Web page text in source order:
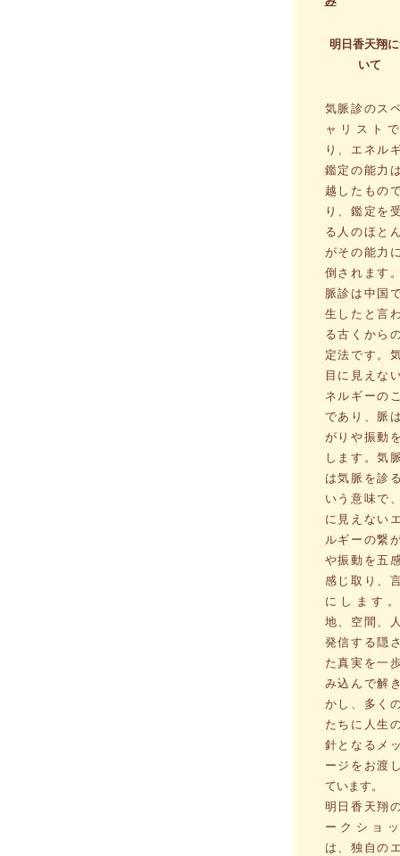
明日香天翔
いて
気脈診のス
ャリスト
り、エネル
鑑定の能力
越したもの
り、鑑定を
る人のほと
がその能力
倒されます
脈診は中国
生したと言
る古くから
定法です。
目に見えな
ネルギーの
であり、脈
がりや振動
します。気
は気脈を診
いう意味で
に見えない
ルギーの繋
や振動を五
感じ取り、
にします
地、空間、
発信する隠
た真実を一
み込んで解
かし、多く
たちに人生
針となるメ
ージをお渡
ています。
明日香天翔
ークショ
は、独自の